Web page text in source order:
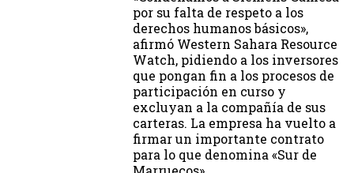
por su falta de respeto a los
derechos humanos básicos»,
afirmó Western Sahara Resource
Watch, pidiendo a los inversores
que pongan fin a los procesos de
participación en curso y
excluyan a la compañía de sus
carteras. La empresa ha vuelto a
firmar un importante contrato
para lo que denomina «Sur de